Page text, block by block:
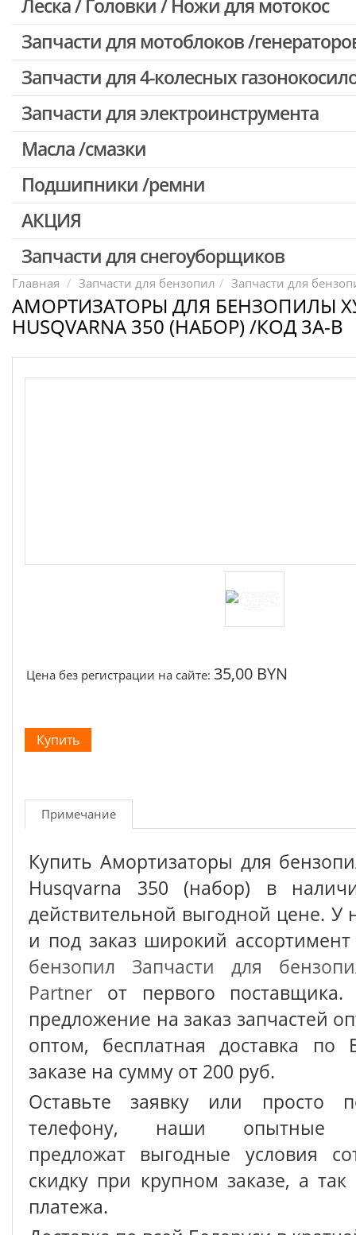
Леска / Головки / Ножи для мотокос
Запчасти для мотоблоков /
Запчасти для 4-колесных
Запчасти для электроинструмента
Двигатели, редукторы для шуруповертов
Выключатели, переключатели
Запчасти для перфораторов и отбойных молотков
Запчасти для УШМ (болгарок)
Запчасти для электроинструмента другие
Конденсаторы
Якоря, статоры
Аккумуляторы, зарядные устройства
Щётки, щёточные узлы
Масла /смазки
Подшипники /ремни
АКЦИЯ
Скидка 50%
Запчасти для снегоуборщиков
Главная Запчасти для бензопил Запчасти для
АМОРТИЗАТОРЫ ДЛЯ БЕНЗОПИЛЫ
HUSQVARNA 350 (НАБОР) /КОД 3A-B
Цена без регистрации на сайте: 35,00 BYN
Примечание
Купить Амортизаторы для
Husqvarna 350 (набор) в
действительной выгодной цене. У
и под заказ широкий
бензопил
Запчасти для
Partner от первого поставщика.
предложение на заказ запчастей
оптом, бесплатная доставка по
заказе на сумму от 200 руб.
Оставьте заявку или просто
телефону, наши опытные
предложат выгодные условия
скидку при крупном заказе, а так
платежа.